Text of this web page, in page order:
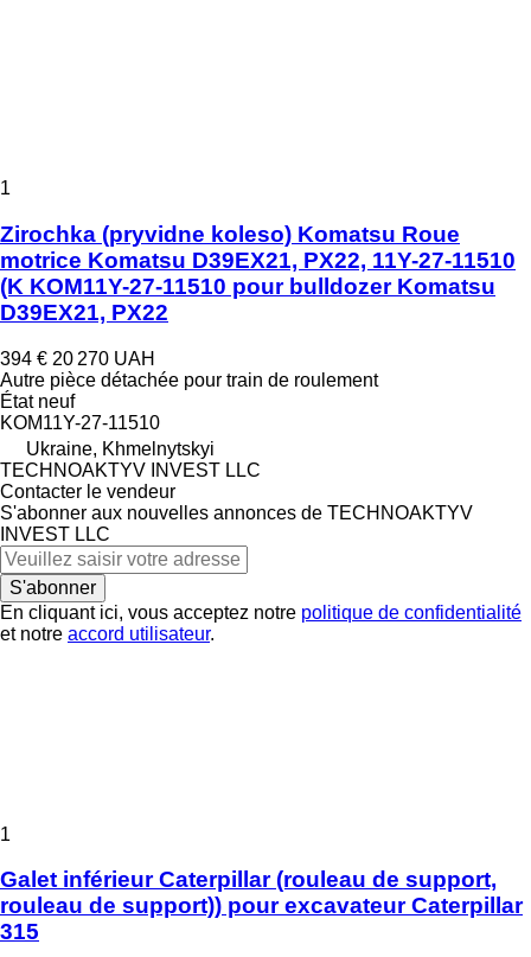
1
Zirochka (pryvidne koleso) Komatsu Roue
motrice Komatsu D39EX21, PX22, 11Y-27-11510
(K KOM11Y-27-11510 pour bulldozer Komatsu
D39EX21, PX22
394 € 20 270 UAH
Autre pièce détachée pour train de roulement
Étatneuf
KOM11Y-27-11510
Ukraine, Khmelnytskyi
TECHNOAKTYV INVEST LLC
Contacter le vendeur
S'abonner aux nouvelles annonces de TECHNOAKTYV
INVEST LLC
S'abonner
En cliquant ici, vous acceptez notre politique de confidentialité
et notre accord utilisateur.
1
Galet inférieur Caterpillar (rouleau de support,
rouleau de support)) pour excavateur Caterpillar
315